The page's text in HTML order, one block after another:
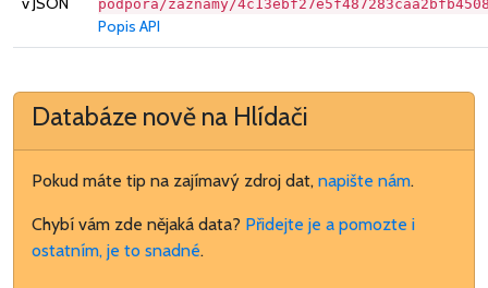
podpora/zaznamy/
Popis API
Databáze nově na Hlídači
Pokud máte tip na zajímavý zdroj dat, napište nám.
Chybí vám zde nějaká data? Přidejte je a pomozte i
ostatním, je to snadné.